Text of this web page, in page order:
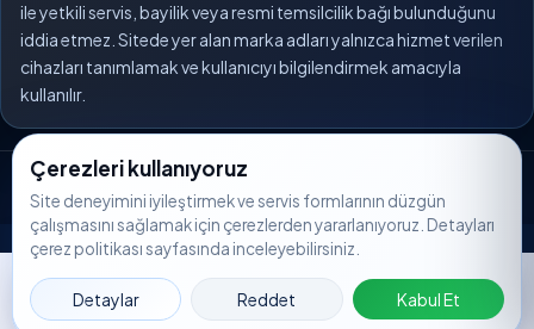
🟢 WhatsApp 📞 📝
Servis
Kaydı
🔎Takip
ile yetkili servis, bayilik veya resmi temsilcilik bağı bulunduğunu
iddia etmez. Sitede yer alan marka adları yalnızca hizmet verilen
cihazları tanımlamak ve kullanıcıyı bilgilendirmek amacıyla
kullanılır.
© 2026 Laptopservis. Tüm hakları saklıdır.
Çerezleri kullanıyoruz
Site deneyimini iyileştirmek ve servis formlarının düzgün
çalışmasını sağlamak için çerezlerden yararlanıyoruz. Detayları
çerez politikası sayfasında inceleyebilirsiniz.
Detaylar Reddet Kabul Et